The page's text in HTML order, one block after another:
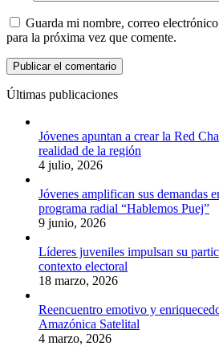
Guarda mi nombre, correo
para la próxima vez que comente.
Últimas publicaciones
Jóvenes apuntan a crear la Red
realidad de la región
4 julio, 2026
Jóvenes amplifican sus demandas
programa radial “Hablemos Puej”
9 junio, 2026
Líderes juveniles impulsan su
contexto electoral
18 marzo, 2026
Reencuentro emotivo y
Amazónica Satelital
4 marzo, 2026